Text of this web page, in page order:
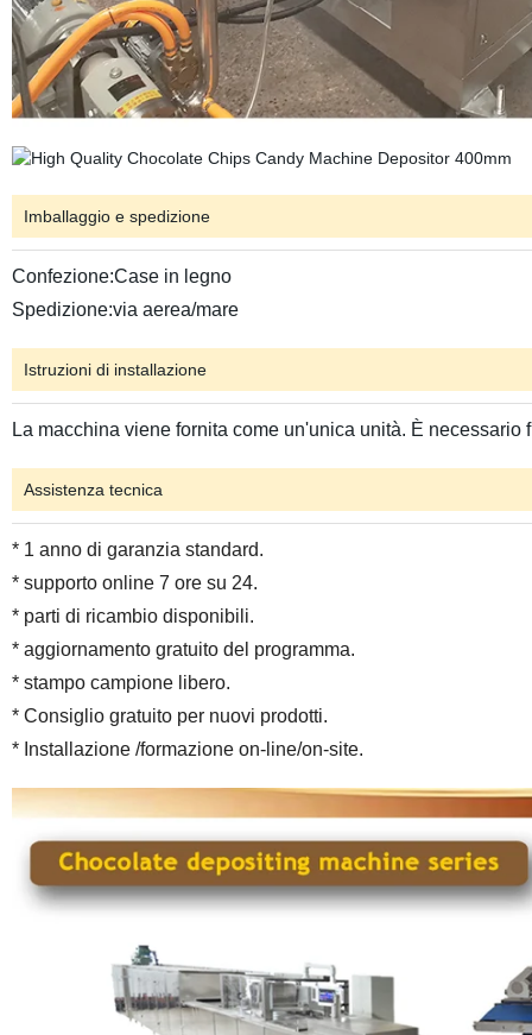
Imballaggio e spedizione
Confezione:Case in legno
Spedizione:via aerea/mare
Istruzioni di installazione
La macchina viene fornita come un'unica unità. È
Assistenza tecnica
* 1 anno di garanzia standard.
* supporto online 7 ore su 24.
* parti di ricambio disponibili.
* aggiornamento gratuito del programma.
* stampo campione libero.
* Consiglio gratuito per nuovi prodotti.
* Installazione /formazione on-line/on-site.